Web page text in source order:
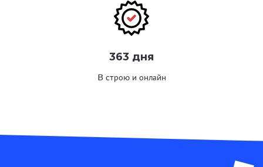
363 дня
В строю и онлайн